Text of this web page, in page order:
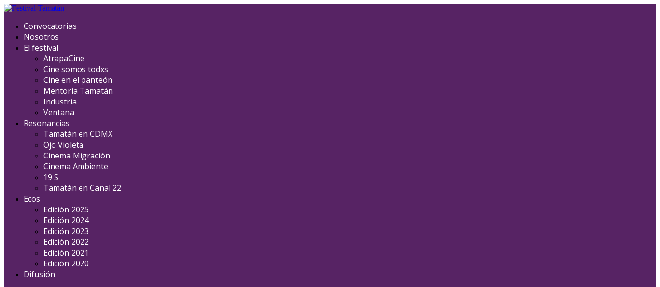
Convocatorias
Nosotros
El festival
AtrapaCine
Cine somos todxs
Cine en el panteón
Mentoría Tamatán
Industria
Ventana
Resonancias
Tamatán en CDMX
Ojo Violeta
Cinema Migración
Cinema Ambiente
19 S
Tamatán en Canal 22
Ecos
Edición 2025
Edición 2024
Edición 2023
Edición 2022
Edición 2021
Edición 2020
Difusión